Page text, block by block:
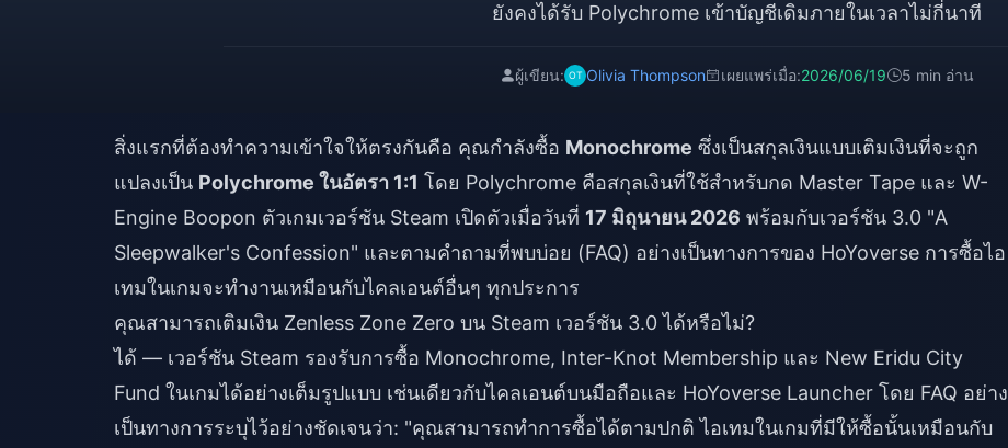
ยังคงได้รับ Polychrome เข้าบัญชีเดิมภายในเวลาไม่กี่นาที
ผู้เขียน: Olivia Thompson เผยแพร่เมื่อ:2026/06/19 5 min อ่าน
สิ่งแรกที่ต้องทำความเข้าใจให้ตรงกันคือ คุณกำลังซื้อ Monochrome ซึ่งเป็นสกุลเงินแบบเติมเงินที่จะถูก
แปลงเป็น Polychrome ในอัตรา 1:1 โดย Polychrome คือสกุลเงินที่ใช้สำหรับกด Master Tape และ W-
Engine Boopon ตัวเกมเวอร์ชัน Steam เปิดตัวเมื่อวันที่ 17 มิถุนายน 2026 พร้อมกับเวอร์ชัน 3.0 "A
Sleepwalker's Confession" และตามคำถามที่พบบ่อย (FAQ) อย่างเป็นทางการของ HoYoverse การซื้อไอ
เทมในเกมจะทำงานเหมือนกับไคลเอนต์อื่นๆ ทุกประการ
คุณสามารถเติมเงิน Zenless Zone Zero บน Steam เวอร์ชัน 3.0 ได้หรือไม่?
ได้ — เวอร์ชัน Steam รองรับการซื้อ Monochrome, Inter-Knot Membership และ New Eridu City
Fund ในเกมได้อย่างเต็มรูปแบบ เช่นเดียวกับไคลเอนต์บนมือถือและ HoYoverse Launcher โดย FAQ อย่าง
เป็นทางการระบุไว้อย่างชัดเจนว่า: "คุณสามารถทำการซื้อได้ตามปกติ ไอเทมในเกมที่มีให้ซื้อนั้นเหมือนกับ